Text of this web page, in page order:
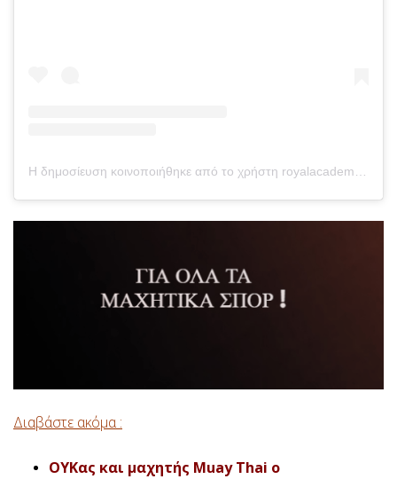
Η δημοσίευση κοινοποιήθηκε από το χρήστη royalacademy.gr (@royalacademy.gr)
Διαβάστε ακόμα :
ΟΥΚας και μαχητής Muay Thai ο